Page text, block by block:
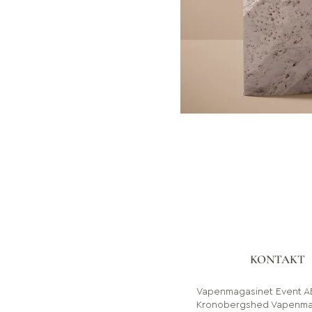
KONTAKT
Vapenmagasinet Event
Kronobergshed